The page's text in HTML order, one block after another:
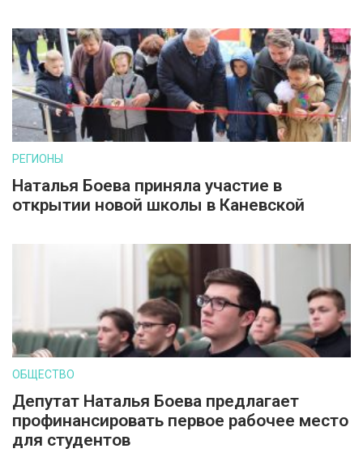
РЕГИОНЫ
Наталья Боева приняла участие в
открытии новой школы в Каневской
ОБЩЕСТВО
Депутат Наталья Боева предлагает
профинансировать первое рабочее место
для студентов